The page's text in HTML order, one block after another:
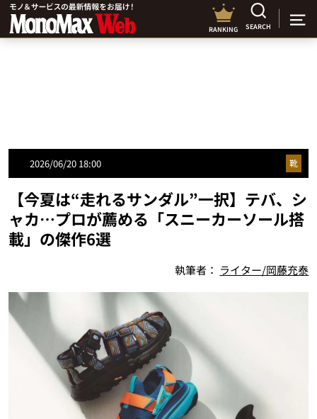
RANKING SEARCH
2026/06/20 18:00 靴
【今夏は“走れるサンダル”一択】テバ、シ
ャカ…プロが薦める「スニーカーソール搭
載」の傑作6選
執筆者： ライター/岡藤充泰